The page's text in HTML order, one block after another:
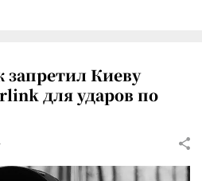
Киеву
для ударов по